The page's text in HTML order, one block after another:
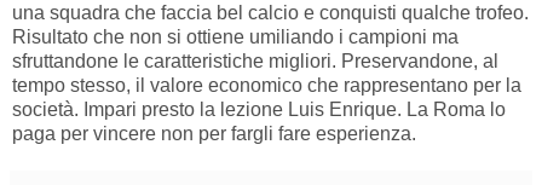
una squadra che faccia bel calcio e conquisti qualche trofeo.
Risultato che non si ottiene umiliando i campioni ma
sfruttandone le caratteristiche migliori. Preservandone, al
tempo stesso, il valore economico che rappresentano per la
società. Impari presto la lezione Luis Enrique. La Roma lo
paga per vincere non per fargli fare esperienza.